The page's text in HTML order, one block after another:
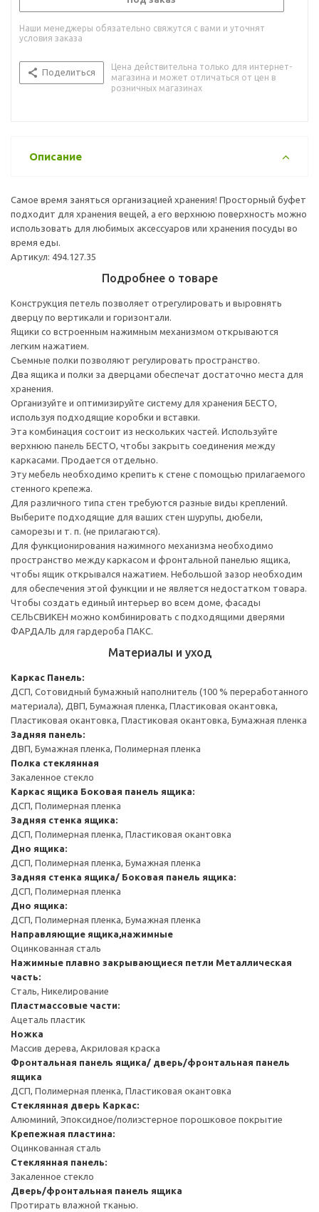
Наши менеджеры обязательно свяжутся с вами и уточнят
условия заказа
Поделиться
Цена действительна только для интернет-
магазина и может отличаться от цен в
розничных магазинах
Описание
Самое время заняться организацией хранения! Просторный буфет
подходит для хранения вещей, а его верхнюю поверхность можно
использовать для любимых аксессуаров или хранения посуды во
время еды.
Артикул: 494.127.35
Подробнее о товаре
Конструкция петель позволяет отрегулировать и выровнять
дверцу по вертикали и горизонтали.
Ящики со встроенным нажимным механизмом открываются
легким нажатием.
Съемные полки позволяют регулировать пространство.
Два ящика и полки за дверцами обеспечат достаточно места для
хранения.
Организуйте и оптимизируйте систему для хранения БЕСТО,
используя подходящие коробки и вставки.
Эта комбинация состоит из нескольких частей. Используйте
верхнюю панель БЕСТО, чтобы закрыть соединения между
каркасами. Продается отдельно.
Эту мебель необходимо крепить к стене с помощью прилагаемого
стенного крепежа.
Для различного типа стен требуются разные виды креплений.
Выберите подходящие для ваших стен шурупы, дюбели,
саморезы и т. п. (не прилагаются).
Для функционирования нажимного механизма необходимо
пространство между каркасом и фронтальной панелью ящика,
чтобы ящик открывался нажатием. Небольшой зазор необходим
для обеспечения этой функции и не является недостатком товара.
Чтобы создать единый интерьер во всем доме, фасады
СЕЛЬСВИКЕН можно комбинировать с подходящими дверями
ФАРДАЛЬ для гардероба ПАКС.
Материалы и уход
Каркас Панель:
ДСП, Сотовидный бумажный наполнитель (100 % переработанного
материала), ДВП, Бумажная пленка, Пластиковая окантовка,
Пластиковая окантовка, Пластиковая окантовка, Бумажная пленка
Задняя панель:
ДВП, Бумажная пленка, Полимерная пленка
Полка стеклянная
Закаленное стекло
Каркас ящика Боковая панель ящика:
ДСП, Полимерная пленка
Задняя стенка ящика:
ДСП, Полимерная пленка, Пластиковая окантовка
Дно ящика:
ДСП, Полимерная пленка, Бумажная пленка
Задняя стенка ящика/ Боковая панель ящика:
ДСП, Полимерная пленка
Дно ящика:
ДСП, Полимерная пленка, Бумажная пленка
Направляющие ящика,нажимные
Оцинкованная сталь
Нажимные плавно закрывающиеся петли Металлическая
часть:
Сталь, Никелирование
Пластмассовые части:
Ацеталь пластик
Ножка
Массив дерева, Акриловая краска
Фронтальная панель ящика/ дверь/фронтальная панель
ящика
ДСП, Полимерная пленка, Пластиковая окантовка
Стеклянная дверь Каркас:
Алюминий, Эпоксидное/полиэстерное порошковое покрытие
Крепежная пластина:
Оцинкованная сталь
Стеклянная панель:
Закаленное стекло
Дверь/фронтальная панель ящика
Протирать влажной тканью.